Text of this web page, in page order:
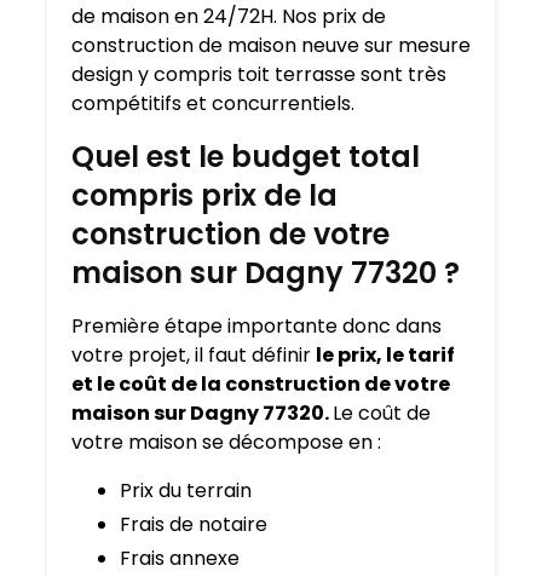
de maison en 24/72H. Nos prix de
construction de maison neuve sur mesure
design y compris toit terrasse sont très
compétitifs et concurrentiels.
Quel est le budget total
compris prix de la
construction de votre
maison sur Dagny 77320 ?
Première étape importante donc dans
votre projet, il faut définir le prix, le tarif
et le coût de la construction de votre
maison sur Dagny 77320.Le coût de
votre maison se décompose en :
Prix du terrain
Frais de notaire
Frais annexe